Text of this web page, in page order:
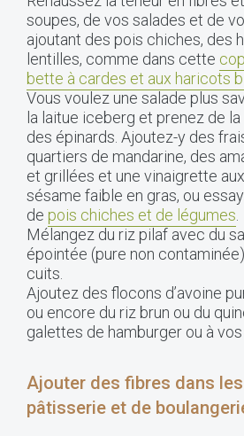
soupes, de vos salades et de
ajoutant des pois chiches, des
lentilles, comme dans cette
bette à cardes et aux haricots
Vous voulez une salade plus
la laitue iceberg et prenez de
des épinards. Ajoutez-y des
quartiers de mandarine, des
et grillées et une vinaigrette
sésame faible en gras, ou
de pois chiches et de légumes
Mélangez du riz pilaf avec du
épointée (pure non
cuits.
Ajoutez des flocons d’avoine
ou encore du riz brun ou du
galettes de hamburger ou à vos
Ajouter des fibres dans
pâtisserie et de